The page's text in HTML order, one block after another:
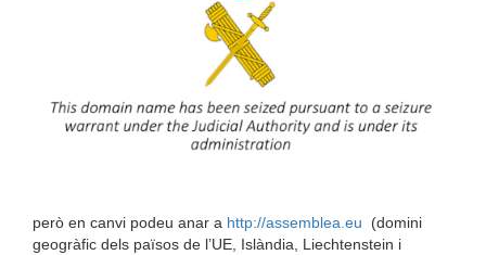
però en canvi podeu anar a http://assemblea.eu (domini
geogràfic dels països de l’UE, Islàndia, Liechtenstein i